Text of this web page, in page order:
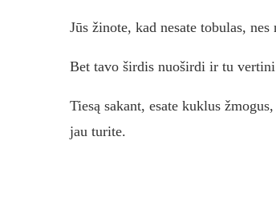
Jūs žinote, kad nesate tobulas,
Bet tavo širdis nuoširdi ir tu
Tiesą sakant, esate kuklus
jau turite.